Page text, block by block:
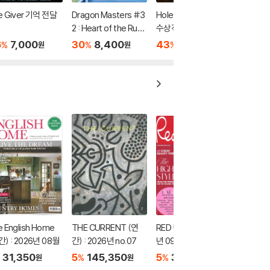
Giver 기억 전달
% 7,000원
Dragon Masters #3
2 : Heart of the Ruby
Dragon (A Branches
30% 8,400원
Holes : 1999 뉴베리
수상작
43%
English Home
) : 2026년 08월
31,350원
THE CURRENT (연
간) : 2026년 no.07
5% 145,350원
RED UK (월간) : 2026
년 09월
5% 33,250